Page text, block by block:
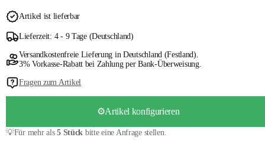
Artikel ist lieferbar
Lieferzeit: 4 - 9 Tage (Deutschland)
Versandkostenfreie Lieferung in Deutschland (Festland).
3% Vorkasse-Rabatt bei Zahlung per Bank-Überweisung.
Fragen zum Artikel
⚙️Artikel konfigurieren
💡Für mehr als5 Stück bitte eine Anfrage stellen.